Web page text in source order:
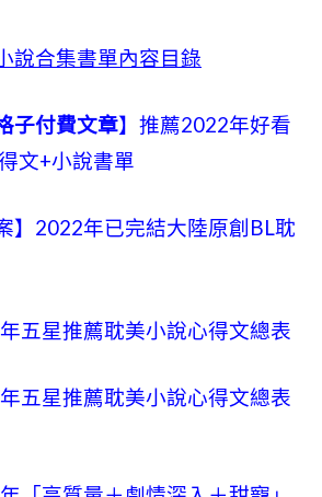
說合集書單內容目錄
子付費文章】推薦2022年好看
文+小說書單
】2022年已完結大陸原創BL耽
五星推薦耽美小說心得文總表
五星推薦耽美小說心得文總表